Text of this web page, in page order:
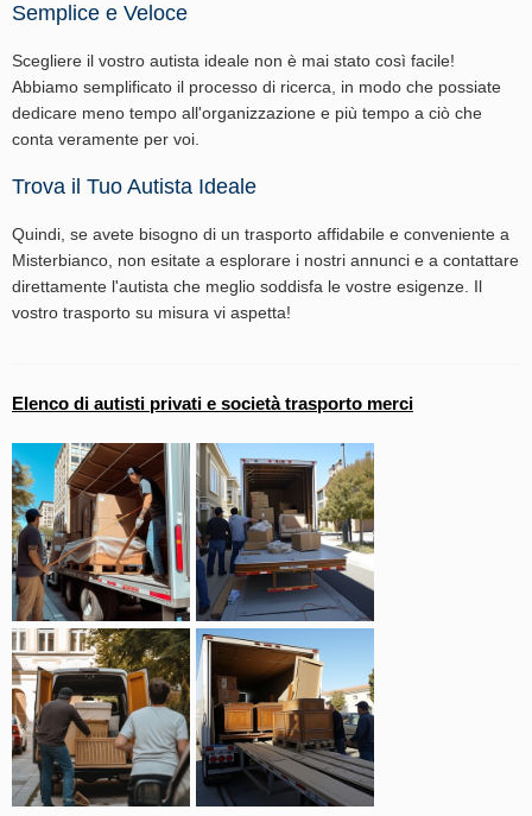
Semplice e Veloce
Scegliere il vostro autista ideale non è mai stato così facile!
Abbiamo semplificato il processo di ricerca, in modo che possiate
dedicare meno tempo all'organizzazione e più tempo a ciò che
conta veramente per voi.
Trova il Tuo Autista Ideale
Quindi, se avete bisogno di un trasporto affidabile e conveniente a
Misterbianco, non esitate a esplorare i nostri annunci e a contattare
direttamente l'autista che meglio soddisfa le vostre esigenze. Il
vostro trasporto su misura vi aspetta!
Elenco di autisti privati e società trasporto merci